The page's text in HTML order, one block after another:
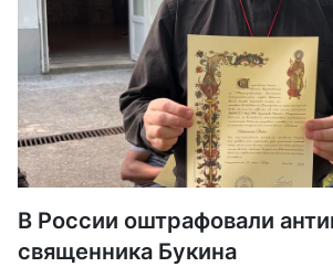
В России оштрафовали
священника Букина